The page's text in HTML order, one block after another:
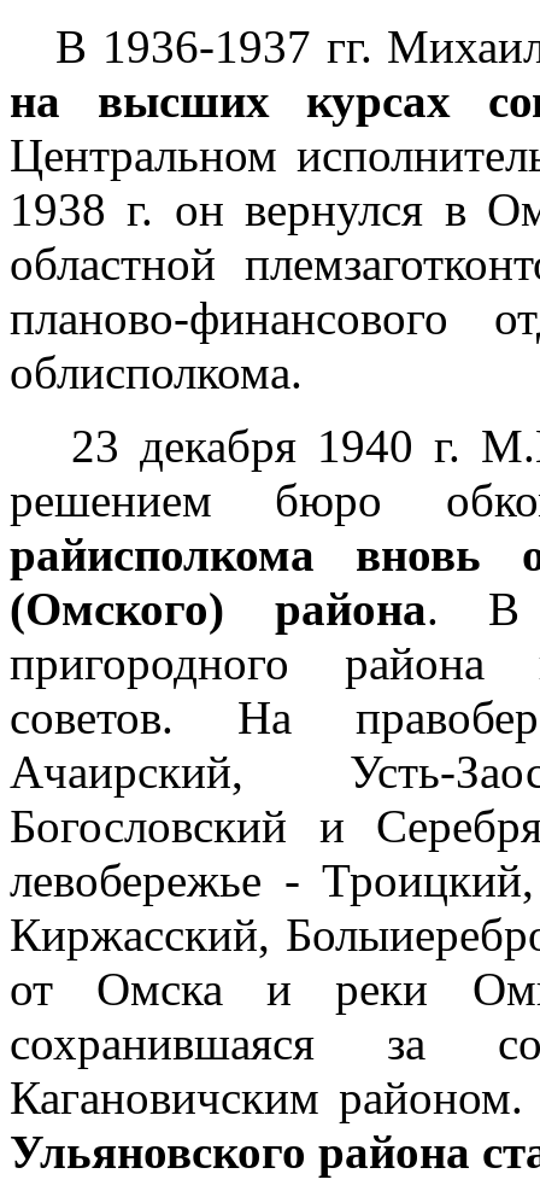
В 1936-1937 гг.
на высших курсах
Центральном
1938 г. он вернулся в
областной
планово-финансового
облисполкома.
23 декабря 1940 г.
решением бюро
райисполкома вновь
(Омского) района. В
пригородного района
советов. На
Ачаирский, Усть-
Богословский и
левобережье -
Киржасский,
от Омска и реки Оми
сохранившаяся за
Кагановичским районом.
Ульяновского района